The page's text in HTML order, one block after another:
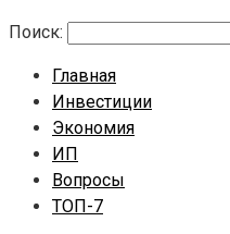
Поиск:
Главная
Инвестиции
Экономия
ИП
Вопросы
ТОП-7